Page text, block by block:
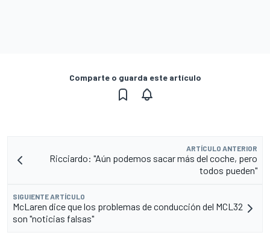
Comparte o guarda este artículo
ARTÍCULO ANTERIOR
Ricciardo: "Aún podemos sacar más del coche, pero
todos pueden"
SIGUIENTE ARTÍCULO
McLaren dice que los problemas de conducción del MCL32
son "noticias falsas"